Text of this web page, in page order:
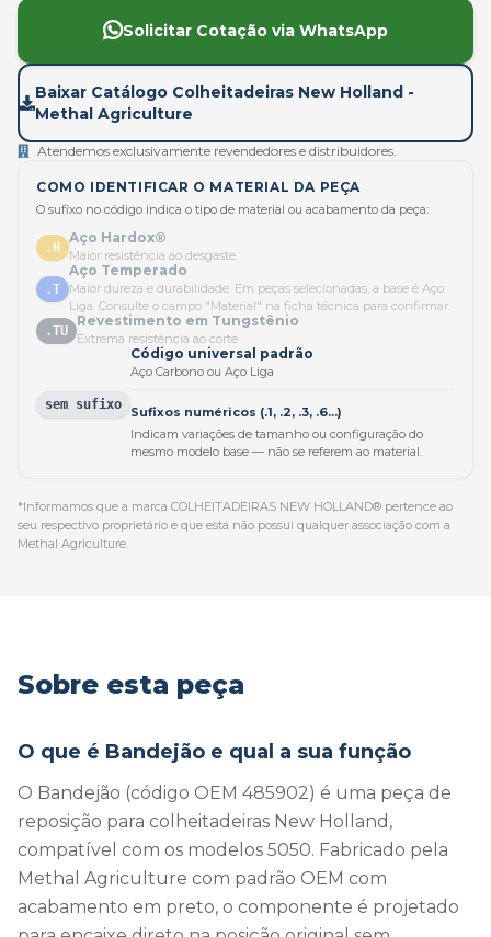
Solicitar Cotação via WhatsApp
Baixar Catálogo Colheitadeiras New Holland -
Methal Agriculture
Atendemos exclusivamente revendedores e distribuidores.
COMO IDENTIFICAR O MATERIAL DA PEÇA
O sufixo no código indica o tipo de material ou acabamento da peça:
.H
Aço Hardox®
Maior resistência ao desgaste
.T
Aço Temperado
Maior dureza e durabilidade. Em peças selecionadas, a base é Aço
Liga. Consulte o campo "Material" na ficha técnica para confirmar.
.TU
Revestimento em Tungstênio
Extrema resistência ao corte
sem sufixo
Código universal padrão
Aço Carbono ou Aço Liga
Sufixos numéricos (.1, .2, .3, .6...)
Indicam variações de tamanho ou configuração do
mesmo modelo base — não se referem ao material.
*Informamos que a marca COLHEITADEIRAS NEW HOLLAND® pertence ao
seu respectivo proprietário e que esta não possui qualquer associação com a
Methal Agriculture.
Sobre esta peça
O que é Bandejão e qual a sua função
O Bandejão (código OEM 485902) é uma peça de
reposição para colheitadeiras New Holland,
compatível com os modelos 5050. Fabricado pela
Methal Agriculture com padrão OEM com
acabamento em preto, o componente é projetado